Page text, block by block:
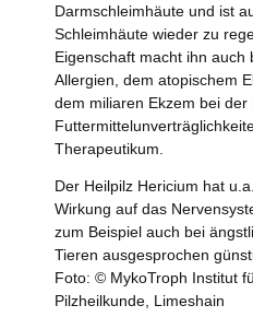
Darmschleimhäute und ist
Schleimhäute wieder zu
Eigenschaft macht ihn auch
Allergien, dem atopischem
dem miliaren Ekzem bei der
Therapeutikum.
Der Heilpilz Hericium hat
Wirkung auf das
zum Beispiel auch bei
Tieren ausgesprochen
Foto: © MykoTroph Institut
Pilzheilkunde, Limeshain